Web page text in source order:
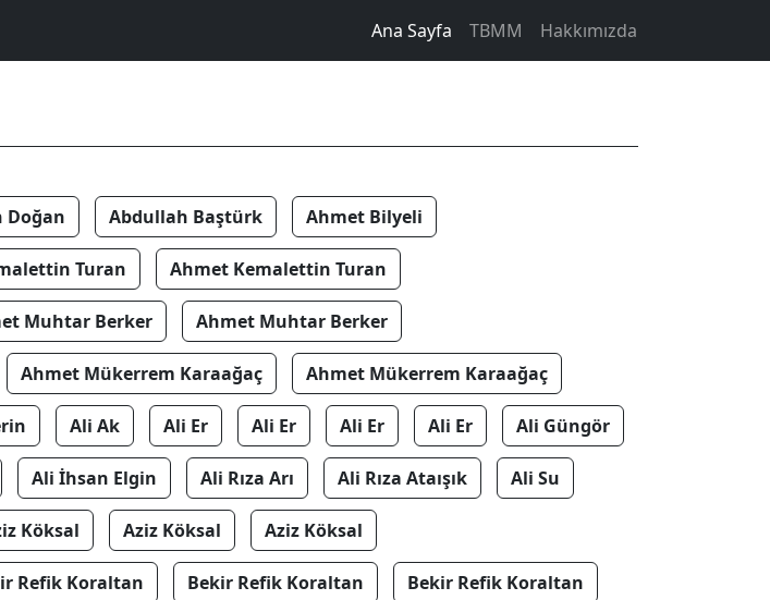
Ana Sayfa TBMM Hakkımızda
Doğan Abdullah Baştürk Ahmet Bilyeli
Turan Ahmet Kemalettin Turan
Muhtar Berker Ahmet Muhtar Berker
Ahmet Mükerrem Karaağaç Ahmet Mükerrem Karaağaç
Ali Ak Ali Er Ali Er Ali Er Ali Er Ali Güngör
Ali İhsan Elgin Ali Rıza Arı Ali Rıza Ataışık Ali Su
Köksal Aziz Köksal Aziz Köksal
Refik Koraltan Bekir Refik Koraltan Bekir Refik Koraltan